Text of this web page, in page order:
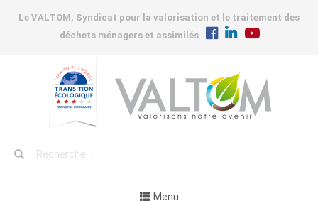
Le VALTOM, Syndicat pour la valorisation et le traitement des
déchets ménagers et assimilés
Menu